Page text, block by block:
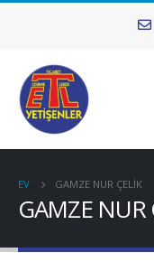
EV GAMZE NUR ÇELİK
GAMZE NUR